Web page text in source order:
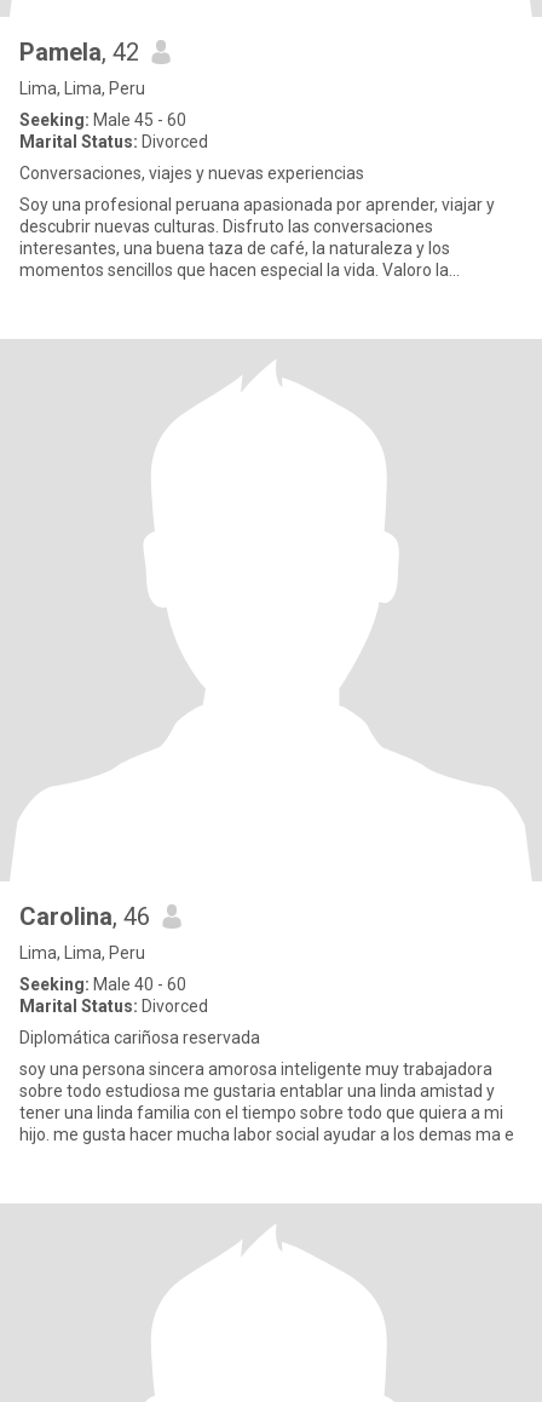
Pamela, 42
Lima, Lima, Peru
Seeking: Male 45 - 60
Marital Status: Divorced
Conversaciones, viajes y nuevas experiencias
Soy una profesional peruana apasionada por aprender, viajar y
descubrir nuevas culturas. Disfruto las conversaciones
interesantes, una buena taza de café, la naturaleza y los
momentos sencillos que hacen especial la vida. Valoro la
Carolina, 46
Lima, Lima, Peru
Seeking: Male 40 - 60
Marital Status: Divorced
Diplomática cariñosa reservada
soy una persona sincera amorosa inteligente muy trabajadora
sobre todo estudiosa me gustaria entablar una linda amistad y
tener una linda familia con el tiempo sobre todo que quiera a mi
hijo. me gusta hacer mucha labor social ayudar a los demas ma e